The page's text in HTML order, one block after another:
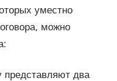
уместно
можно
представляют два